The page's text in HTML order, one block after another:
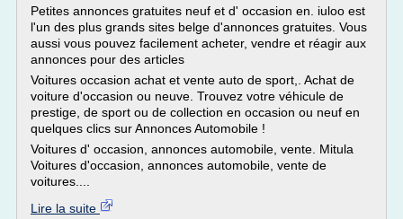
Petites annonces gratuites neuf et d' occasion en. iuloo est
l'un des plus grands sites belge d'annonces gratuites. Vous
aussi vous pouvez facilement acheter, vendre et réagir aux
annonces pour des articles
Voitures occasion achat et vente auto de sport,. Achat de
voiture d'occasion ou neuve. Trouvez votre véhicule de
prestige, de sport ou de collection en occasion ou neuf en
quelques clics sur Annonces Automobile !
Voitures d' occasion, annonces automobile, vente. Mitula
Voitures d'occasion, annonces automobile, vente de
voitures....
Lire la suite